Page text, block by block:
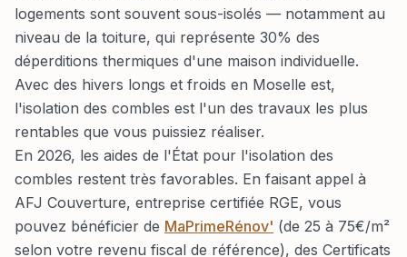
logements sont souvent sous-isolés — notamment au
niveau de la toiture, qui représente 30% des
déperditions thermiques d'une maison individuelle.
Avec des hivers longs et froids en Moselle est,
l'isolation des combles est l'un des travaux les plus
rentables que vous puissiez réaliser.
En 2026, les aides de l'État pour l'isolation des
combles restent très favorables. En faisant appel à
AFJ Couverture, entreprise certifiée RGE, vous
pouvez bénéficier de MaPrimeRénov' (de 25 à 75€/m²
selon votre revenu fiscal de référence), des Certificats